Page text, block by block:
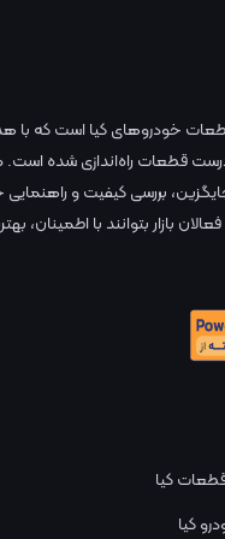
خودروهای کیا است که با
قطعات راه‌اندازی شده است.
بررسی کیفیت و راهنمایی
بازار بتوانند با اطمینان،
کیا
کیا